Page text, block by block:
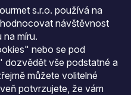
s.r.o. používá na
návštěvnost
míru.
nebo se pod
dozvědět vše podstatné a
můžete volitelné
potvrzujete, že vám